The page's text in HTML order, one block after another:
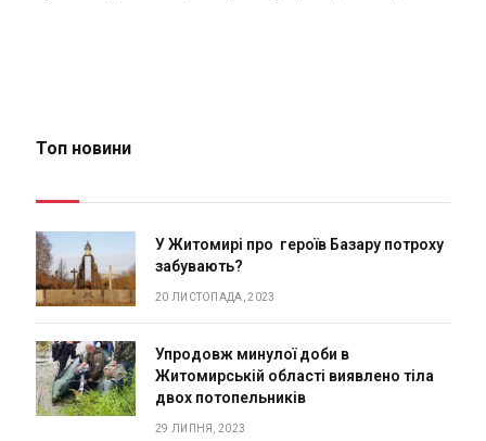
Топ новини
У Житомирі про героїв Базару потроху
забувають?
20 ЛИСТОПАДА, 2023
Упродовж минулої доби в
Житомирській області виявлено тіла
двох потопельників
29 ЛИПНЯ, 2023